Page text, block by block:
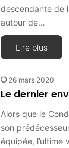
descendante de
autour de…
Lire plus
26 mars 2020
Le dernier
Alors que le
son
équipée,